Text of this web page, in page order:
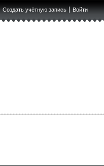
Создать учётную запись Войти